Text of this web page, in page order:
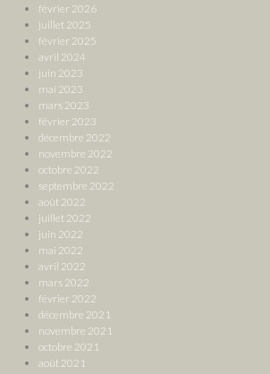
février 2026
juillet 2025
février 2025
avril 2024
juin 2023
mai 2023
mars 2023
février 2023
décembre 2022
novembre 2022
octobre 2022
septembre 2022
août 2022
juillet 2022
juin 2022
mai 2022
avril 2022
mars 2022
février 2022
décembre 2021
novembre 2021
octobre 2021
août 2021